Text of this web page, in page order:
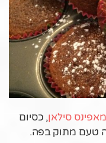
מאפינס סילאן, כסיום
טעם מתוק בפה.